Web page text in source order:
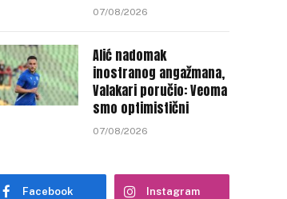
07/08/2026
Alić nadomak
inostranog angažmana,
Valakari poručio: Veoma
smo optimistični
07/08/2026
Facebook Instagram